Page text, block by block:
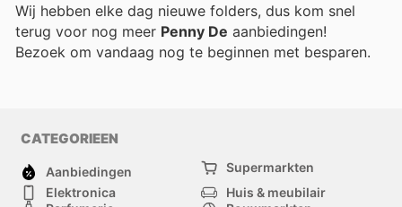
Wij hebben elke dag nieuwe folders, dus kom snel
terug voor nog meer Penny De aanbiedingen!
Bezoek om vandaag nog te beginnen met besparen.
CATEGORIEEN
Aanbiedingen
Supermarkten
Elektronica
Huis & meubilair